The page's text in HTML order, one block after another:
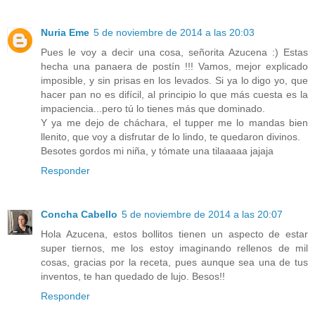
Nuria Eme 5 de noviembre de 2014 a las 20:03
Pues le voy a decir una cosa, señorita Azucena :) Estas
hecha una panaera de postín !!! Vamos, mejor explicado
imposible, y sin prisas en los levados. Si ya lo digo yo, que
hacer pan no es difícil, al principio lo que más cuesta es la
impaciencia...pero tú lo tienes más que dominado.
Y ya me dejo de cháchara, el tupper me lo mandas bien
llenito, que voy a disfrutar de lo lindo, te quedaron divinos.
Besotes gordos mi niña, y tómate una tilaaaaa jajaja
Responder
Concha Cabello 5 de noviembre de 2014 a las 20:07
Hola Azucena, estos bollitos tienen un aspecto de estar
super tiernos, me los estoy imaginando rellenos de mil
cosas, gracias por la receta, pues aunque sea una de tus
inventos, te han quedado de lujo. Besos!!
Responder